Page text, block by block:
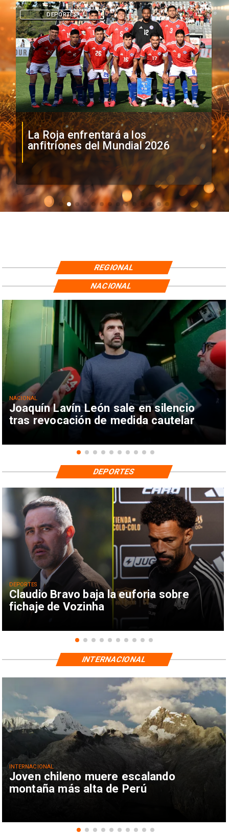
La Roja enfrentará a los
anfitriones del Mundial 2026
DEPORTES
REGIONAL
Joaquín Lavín León sale en silencio
tras revocación de medida cautelar
NACIONAL
NACIONAL
Claudio Bravo baja la euforia sobre
fichaje de Vozinha
DEPORTES
DEPORTES
Joven chileno muere escalando
montaña más alta de Perú
INTERNACIONAL
INTERNACIONAL